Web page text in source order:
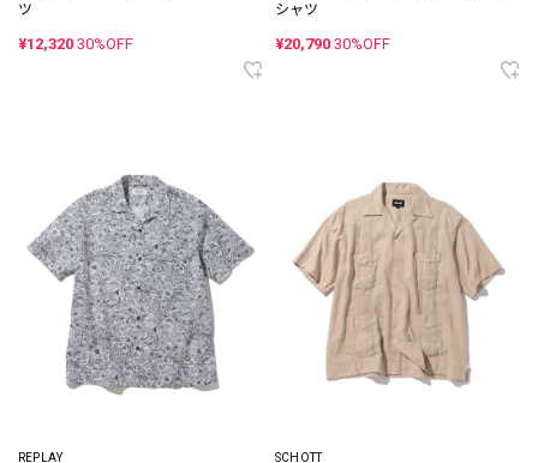
ツ
¥12,320 30%OFF
シャツ
¥20,790 30%OFF
REPLAY SCHOTT